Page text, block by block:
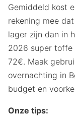
Gemiddeld kost
rekening mee
lager zijn dan in
2026 super toffe
72€. Maak
overnachting in
budget en
Onze tips: